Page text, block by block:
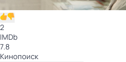
2
IMDb
7.8
Кинопоиск